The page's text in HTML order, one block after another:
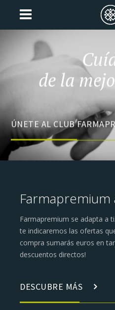
de la
ÚNETE AL CLUB
Farmapremium
Farmapremium se adapta a
te indicaremos las ofertas
compra sumarás euros en
descuentos directos!
DESCUBRE MÁS